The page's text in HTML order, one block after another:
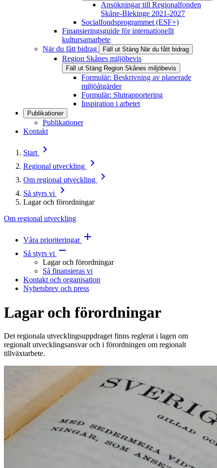
Ansökningar till Regionalfonden
Skåne-Blekinge 2021-2027
Socialfondsprogrammet (ESF+)
Finansieringsguide för internationellt
kultursamarbete
När du fått bidrag
Fäll ut Stäng När du fått bidrag
Region Skånes miljöbevis
Fäll ut Stäng Region Skånes miljöbevis
Formulär: Beskrivning av planerade
miljöåtgärder
Formulär: Slutrapportering
Inspiration i arbetet
Publikationer
Publikationer
Kontakt
Start
Regional utveckling
Om regional utveckling
Så styrs vi
Lagar och förordningar
Om regional utveckling
Våra prioriteringar
Så styrs vi
Lagar och förordningar
Så finansieras vi
Kontakt och organisation
Nyhetsbrev och press
Lagar och förordningar
Det regionala utvecklingsuppdraget finns reglerat i lagen om
regionalt utvecklingsansvar och i förordningen om regionalt
tillväxtarbete.